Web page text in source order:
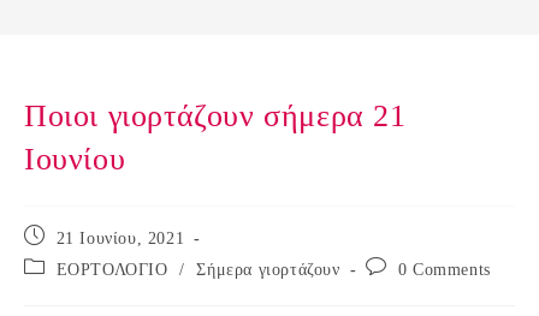
Ποιοι γιορτάζουν σήμερα 21
Ιουνίου
Post
published:
21 Ιουνίου, 2021
Post
ΕΟΡΤΟΛΟΓΙΟ / Σήμερα γιορτάζουν
Post 0 Comments